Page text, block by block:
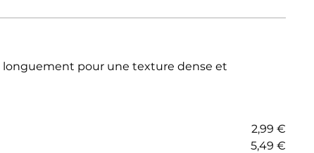
longuement pour une texture dense et
2,99 €
5,49 €